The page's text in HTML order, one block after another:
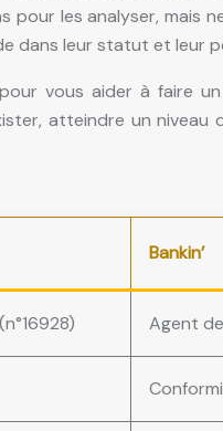
pour les analyser,
dans leur statut et leur
vous aider à faire
atteindre un
Bankin’
Agent